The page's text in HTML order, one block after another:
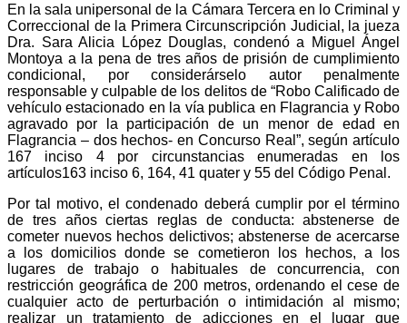
En la sala unipersonal de la Cámara Tercera en lo Criminal y
Correccional de la Primera Circunscripción Judicial, la jueza
Dra. Sara Alicia López Douglas, condenó a Miguel Ángel
Montoya a la pena de tres años de prisión de cumplimiento
condicional, por considerárselo autor penalmente
responsable y culpable de los delitos de “Robo Calificado de
vehículo estacionado en la vía publica en Flagrancia y Robo
agravado por la participación de un menor de edad en
Flagrancia – dos hechos- en Concurso Real”, según artículo
167 inciso 4 por circunstancias enumeradas en los
artículos163 inciso 6, 164, 41 quater y 55 del Código Penal.
Por tal motivo, el condenado deberá cumplir por el término
de tres años ciertas reglas de conducta: abstenerse de
cometer nuevos hechos delictivos; abstenerse de acercarse
a los domicilios donde se cometieron los hechos, a los
lugares de trabajo o habituales de concurrencia, con
restricción geográfica de 200 metros, ordenando el cese de
cualquier acto de perturbación o intimidación al mismo;
realizar un tratamiento de adicciones en el lugar que